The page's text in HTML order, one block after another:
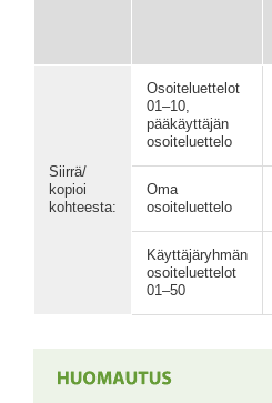
Siirrä/
kopioi
kohteesta:
Osoiteluettelot
01–10,
pääkäyttäjän
osoiteluettelo
Oma
osoiteluettelo
Käyttäjäryhmän
osoiteluettelot
01–50